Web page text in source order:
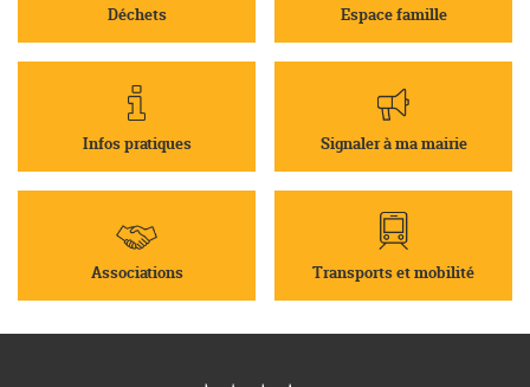
Déchets Espace famille
Infos pratiques Signaler à ma mairie
Associations Transports et mobilité